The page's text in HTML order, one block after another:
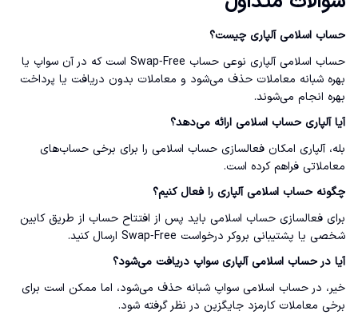
حساب اسلامی آلپاری چیست؟
حساب اسلامی آلپاری نوعی حساب Swap‑Free است که در آن سواپ یا
بهره شبانه معاملات حذف می‌شود و معاملات بدون دریافت یا پرداخت
بهره انجام می‌شوند.
آیا آلپاری حساب اسلامی ارائه می‌دهد؟
بله، آلپاری امکان فعالسازی حساب اسلامی را برای برخی حساب‌های
معاملاتی فراهم کرده است.
چگونه حساب اسلامی آلپاری را فعال کنیم؟
برای فعالسازی حساب اسلامی باید پس از افتتاح حساب از طریق کابین
شخصی یا پشتیبانی بروکر درخواست Swap‑Free ارسال کنید.
آیا در حساب اسلامی آلپاری سواپ دریافت می‌شود؟
خیر، در حساب اسلامی سواپ شبانه حذف می‌شود، اما ممکن است برای
برخی معاملات کارمزد جایگزین در نظر گرفته شود.